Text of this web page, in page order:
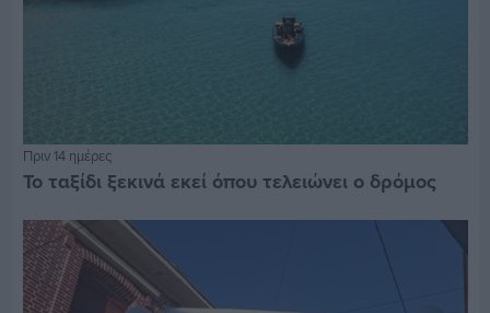
Πριν 14 ημέρες
Το ταξίδι ξεκινά εκεί όπου τελειώνει ο δρόμος